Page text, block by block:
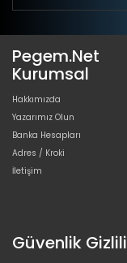
Pegem.Net
Kurumsal
Hakkımızda
Yazarımız Olun
Banka Hesapları
Adres / Kroki
İletişim
Güvenlik